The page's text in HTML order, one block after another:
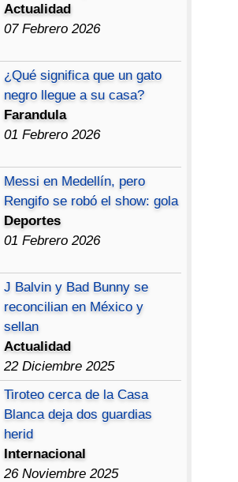
Actualidad
07 Febrero 2026
¿Qué significa que un gato
negro llegue a su casa?
Farandula
01 Febrero 2026
Messi en Medellín, pero
Rengifo se robó el show: gola
Deportes
01 Febrero 2026
J Balvin y Bad Bunny se
reconcilian en México y
sellan
Actualidad
22 Diciembre 2025
Tiroteo cerca de la Casa
Blanca deja dos guardias
herid
Internacional
26 Noviembre 2025